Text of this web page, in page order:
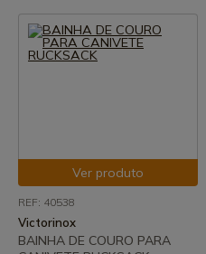
Ver produto
REF: 40538
Victorinox
BAINHA DE COURO PARA